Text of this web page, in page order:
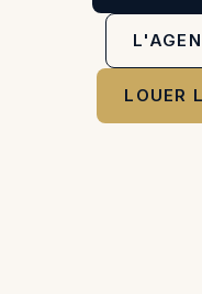
LOUER